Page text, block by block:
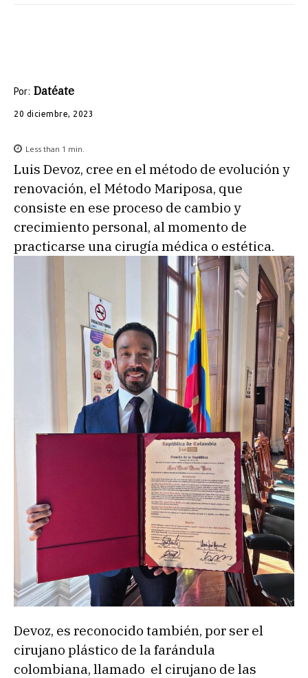
Por: Datéate
20 diciembre, 2023
Less than 1 min.
Luis Devoz, cree en el método de evolución y
renovación, el Método Mariposa, que
consiste en ese proceso de cambio y
crecimiento personal, al momento de
practicarse una cirugía médica o estética.
Devoz, es reconocido también, por ser el
cirujano plástico de la farándula
colombiana, llamado el cirujano de las